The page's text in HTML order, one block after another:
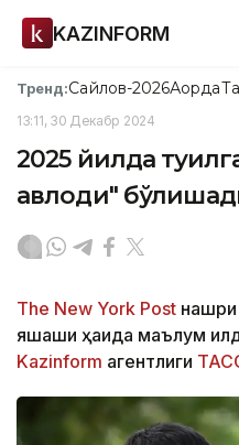
KAZINFORM
Тренд:Сайлов-2026Ақорда
13:11, 30 Декабр 2024
2025 йилда
авлоди"
The New York Post нашри
яшаши ҳақида маълум
Kazinform агентлиги